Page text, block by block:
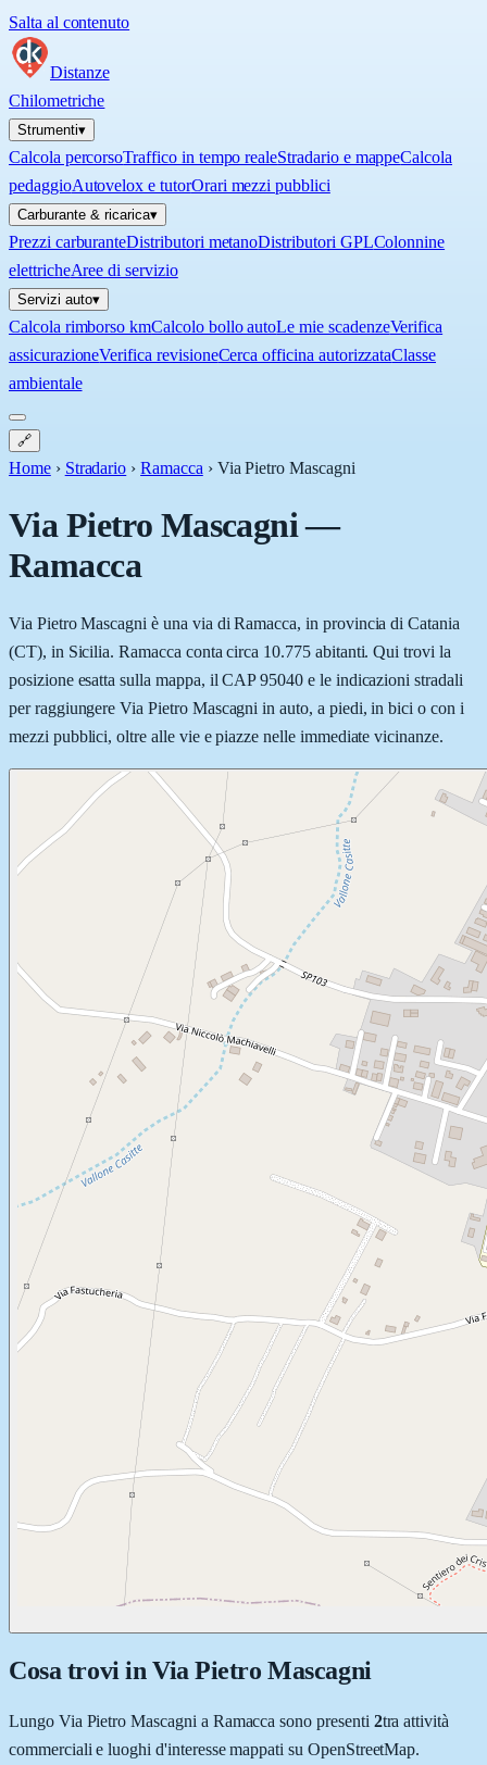
Salta al contenuto
Distanze
Chilometriche
Strumenti▾
Calcola percorsoTraffico in tempo realeStradario e mappeCalcola
pedaggioAutovelox e tutorOrari mezzi pubblici
Carburante & ricarica▾
Prezzi carburanteDistributori metanoDistributori GPLColonnine
elettricheAree di servizio
Servizi auto▾
Calcola rimborso kmCalcolo bollo autoLe mie scadenzeVerifica
assicurazioneVerifica revisioneCerca officina autorizzataClasse
ambientale
🔗
Home › Stradario › Ramacca › Via Pietro Mascagni
Via Pietro Mascagni—
Ramacca
Via Pietro Mascagni è una via di Ramacca, in provincia di Catania
(CT), in Sicilia. Ramacca conta circa 10.775 abitanti. Qui trovi la
posizione esatta sulla mappa, il CAP 95040 e le indicazioni stradali
per raggiungere Via Pietro Mascagni in auto, a piedi, in bici o con i
mezzi pubblici, oltre alle vie e piazze nelle immediate vicinanze.
Cosa trovi in Via Pietro Mascagni
Lungo Via Pietro Mascagni a Ramacca sono presenti 2tra attività
commerciali e luoghi d'interesse mappati su OpenStreetMap.